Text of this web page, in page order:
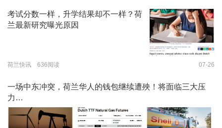
考试分数一样，升学结果却不一样？荷
兰最新研究曝光原因
荷兰快讯 636阅读 07-26
一场中东冲突，荷兰华人的钱包继续遭殃！将面临三大压
力…